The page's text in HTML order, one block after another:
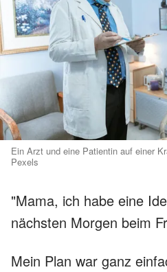
Ein Arzt und eine Patientin auf einer
Pexels
"Mama, ich habe eine
nächsten Morgen beim
Mein Plan war ganz